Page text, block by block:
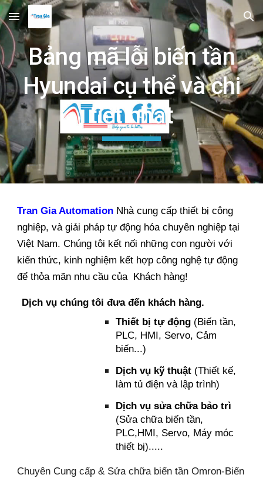
Skip to main content Skip to navigation
Bảng mã lỗi biến tần
Hyundai cụ thể và chi
tiết nhất
Tran Gia Automation Nhà cung cấp thiết bị công
nghiệp, và giải pháp tự động hóa chuyên nghiệp tại
Việt Nam. Chúng tôi kết nối những con người với
kiến thức, kinh nghiệm kết hợp công nghệ tự động
để thỏa mãn nhu cầu của Khách hàng!
Dịch vụ chúng tôi đưa đến khách hàng.
Thiết bị tự động (Biến tần,
PLC, HMI, Servo, Cảm
biến...)
Dịch vụ kỹ thuật (Thiết kế,
làm tủ điện và lập trình)
Dịch vụ sửa chữa bảo trì
(Sửa chữa biến tần,
PLC,HMI, Servo, Máy móc
thiết bị).....
Chuyên Cung cấp & Sửa chữa biến tần Omron-Biến